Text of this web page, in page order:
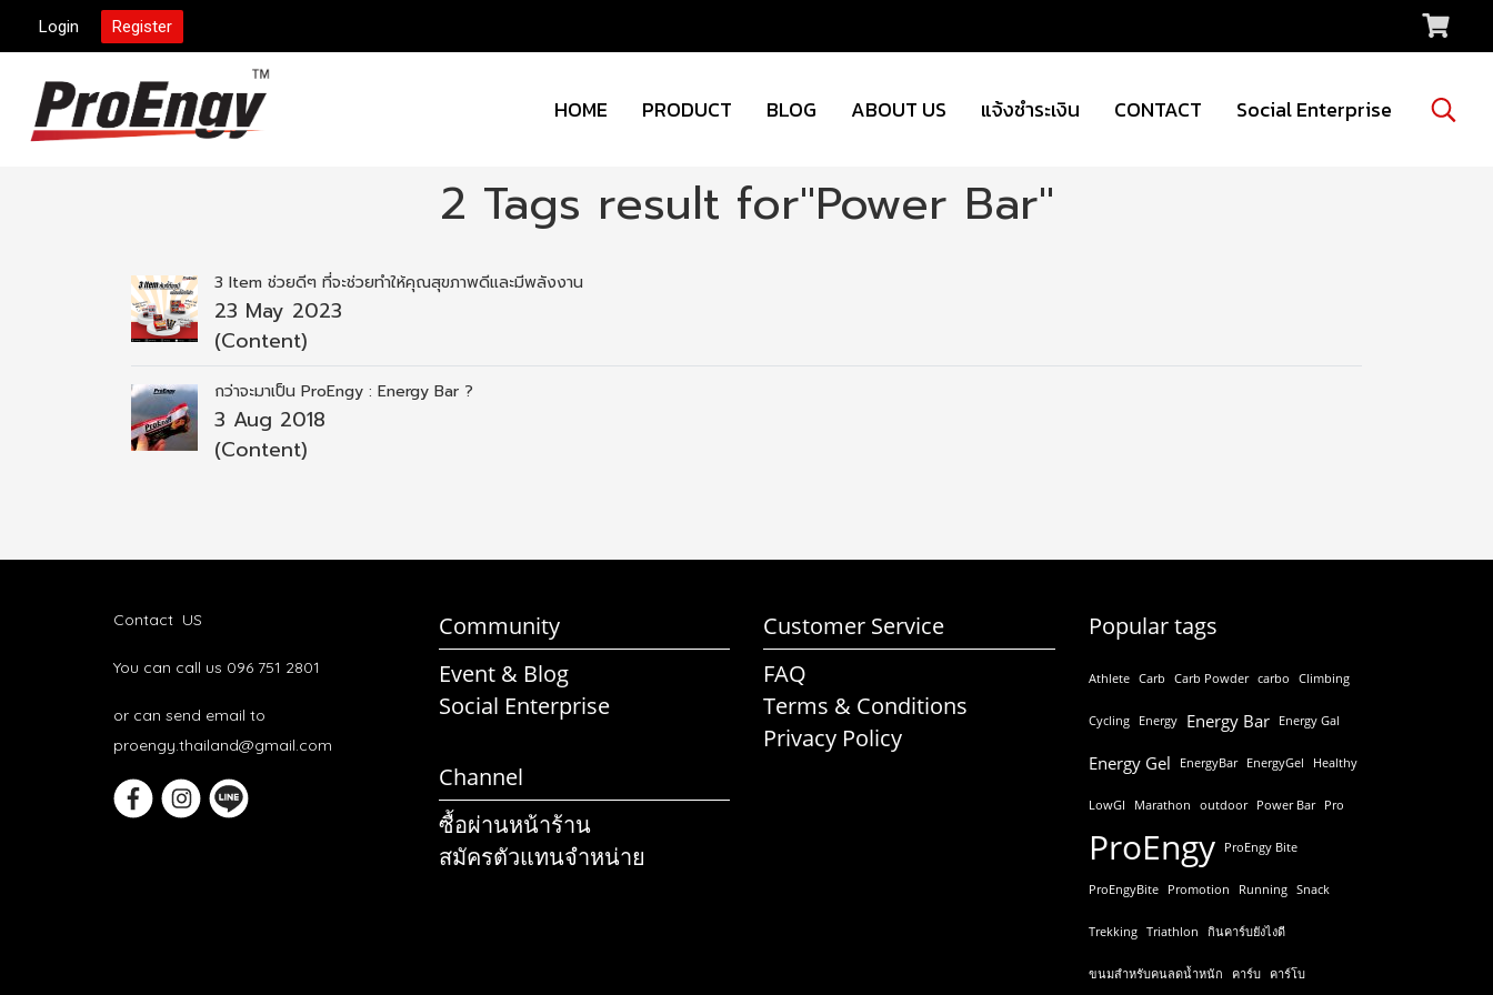
Login Register
HOME PRODUCT BLOG ABOUT US แจ้งชำระเงิน CONTACT Social Enterprise
2 Tags result for"Power Bar"
3 Item ช่วยดีๆ ที่จะช่วยทำให้คุณสุขภาพดีและมีพลังงาน
23 May 2023
(Content)
กว่าจะมาเป็น ProEngy : Energy Bar ?
3 Aug 2018
(Content)
Contact US
You can call us 096 751 2801
or can send email to
proengy.thailand@gmail.com
Community
Event & Blog
Social Enterprise
Customer Service
FAQ
Terms & Conditions
Privacy Policy
Channel
ซื้อผ่านหน้าร้าน
สมัครตัวแทนจำหน่าย
Popular tags
Athlete Carb Carb Powder carbo Climbing
Cycling Energy Energy Bar Energy Gal
Energy Gel EnergyBar EnergyGel Healthy
LowGI Marathon outdoor Power Bar Pro
ProEngy ProEngy Bite
ProEngyBite Promotion Running Snack
Trekking Triathlon กินคาร์บยังไงดี
ขนมสำหรับคนลดน้ำหนัก คาร์บ คาร์โบ